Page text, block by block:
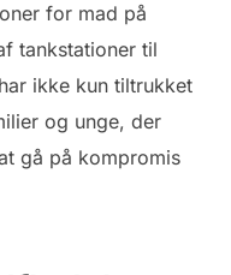
for mad på
tankstationer til
ikke kun tiltrukket
og unge, der
gå på kompromis